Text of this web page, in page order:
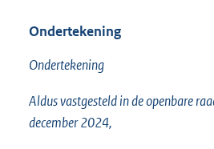
Ondertekening
Ondertekening
Aldus vastgesteld in de openbare
december 2024,